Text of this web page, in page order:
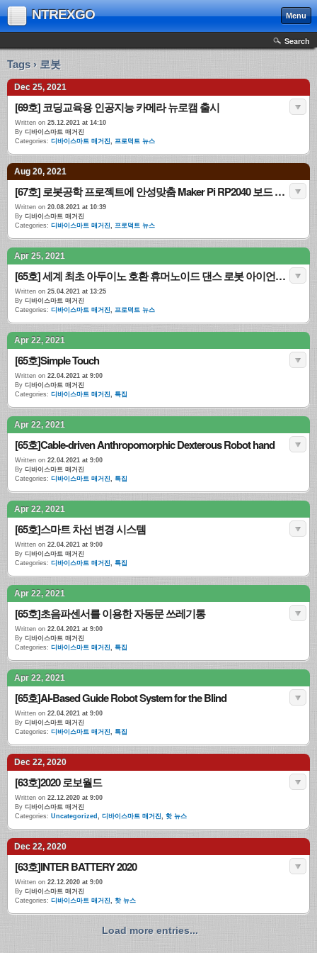
NTREXGO Menu
Search
Tags › 로봇
Dec 25, 2021
[69호] 코딩교육용 인공지능 카메라 뉴로캠 출시
Written on 25.12.2021 at 14:10
By 디바이스마트 매거진
Categories: 디바이스마트 매거진, 프로덕트 뉴스
Aug 20, 2021
[67호] 로봇공학 프로젝트에 안성맞춤 Maker Pi RP2040 보드 출시
Written on 20.08.2021 at 10:39
By 디바이스마트 매거진
Categories: 디바이스마트 매거진, 프로덕트 뉴스
Apr 25, 2021
[65호] 세계 최초 아두이노 호환 휴머노이드 댄스 로봇 아이언보이(IRON BOY) 출시
Written on 25.04.2021 at 13:25
By 디바이스마트 매거진
Categories: 디바이스마트 매거진, 프로덕트 뉴스
Apr 22, 2021
[65호]Simple Touch
Written on 22.04.2021 at 9:00
By 디바이스마트 매거진
Categories: 디바이스마트 매거진, 특집
Apr 22, 2021
[65호]Cable-driven Anthropomorphic Dexterous Robot hand
Written on 22.04.2021 at 9:00
By 디바이스마트 매거진
Categories: 디바이스마트 매거진, 특집
Apr 22, 2021
[65호]스마트 차선 변경 시스템
Written on 22.04.2021 at 9:00
By 디바이스마트 매거진
Categories: 디바이스마트 매거진, 특집
Apr 22, 2021
[65호]초음파센서를 이용한 자동문 쓰레기통
Written on 22.04.2021 at 9:00
By 디바이스마트 매거진
Categories: 디바이스마트 매거진, 특집
Apr 22, 2021
[65호]AI-Based Guide Robot System for the Blind
Written on 22.04.2021 at 9:00
By 디바이스마트 매거진
Categories: 디바이스마트 매거진, 특집
Dec 22, 2020
[63호]2020 로보월드
Written on 22.12.2020 at 9:00
By 디바이스마트 매거진
Categories: Uncategorized , 디바이스마트 매거진, 핫 뉴스
Dec 22, 2020
[63호]INTER BATTERY 2020
Written on 22.12.2020 at 9:00
By 디바이스마트 매거진
Categories: 디바이스마트 매거진, 핫 뉴스
Load more entries...